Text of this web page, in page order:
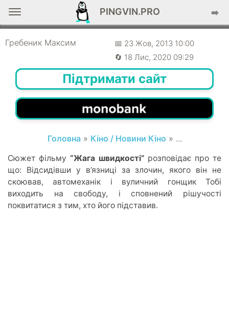
PINGVIN.PRO
➡️
НОВИНИ КІНО
[ProKino] Трейлер – “Жага швидкості”
Гребеник Максим
📅 23 Жов, 2013 10:00
🔄 18 Лис, 2020 09:29
Підтримати сайт
Головна» Кіно / Новини Кіно » ...
Сюжет фільму “Жага швидкості” розповідає про те
що: Відсидівши у в’язниці за злочин, якого він не
скоював, автомеханік і вуличний гонщик Тобі
виходить на свободу, і сповнений рішучості
поквитатися з тим, хто його підставив.